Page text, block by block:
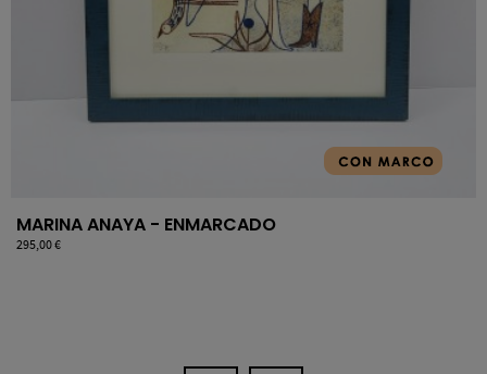
MARINA ANAYA - ENMARCADO
Precio
295,00 €